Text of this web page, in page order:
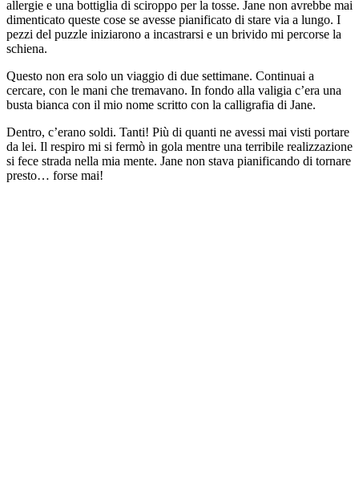
allergie e una bottiglia di sciroppo per la tosse. Jane non avrebbe mai
dimenticato queste cose se avesse pianificato di stare via a lungo. I
pezzi del puzzle iniziarono a incastrarsi e un brivido mi percorse la
schiena.
Questo non era solo un viaggio di due settimane. Continuai a
cercare, con le mani che tremavano. In fondo alla valigia c’era una
busta bianca con il mio nome scritto con la calligrafia di Jane.
Dentro, c’erano soldi. Tanti! Più di quanti ne avessi mai visti portare
da lei. Il respiro mi si fermò in gola mentre una terribile realizzazione
si fece strada nella mia mente. Jane non stava pianificando di tornare
presto… forse mai!